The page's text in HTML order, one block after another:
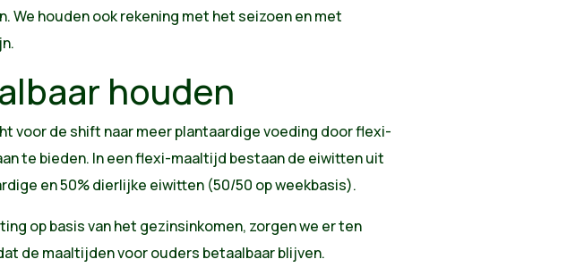
We houden ook rekening met het seizoen en met
houden
voor de shift naar meer plantaardige voeding door flexi-
te bieden. In een flexi-maaltijd bestaan de eiwitten uit
en 50% dierlijke eiwitten (50/50 op weekbasis).
op basis van het gezinsinkomen, zorgen we er ten
de maaltijden voor ouders betaalbaar blijven.